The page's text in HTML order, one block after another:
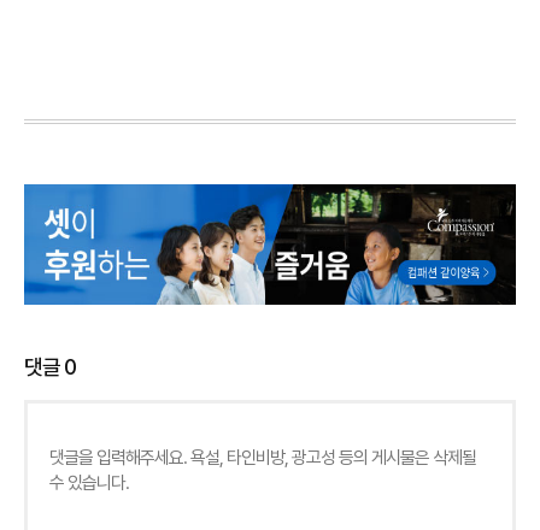
댓글0